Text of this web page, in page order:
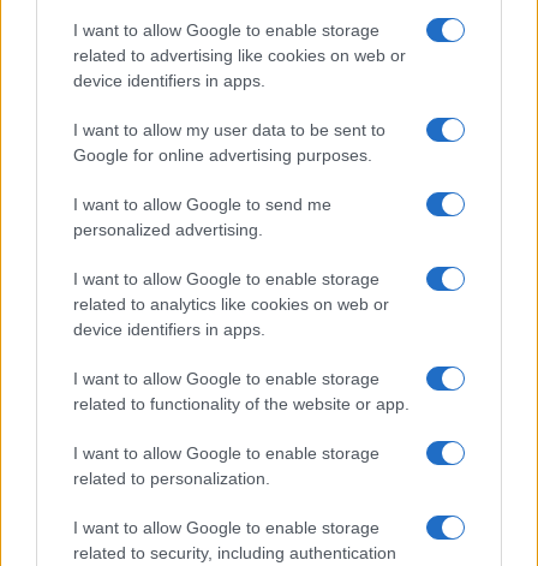
I want to allow Google to enable storage
related to advertising like cookies on web or
device identifiers in apps.
I want to allow my user data to be sent to
Google for online advertising purposes.
I want to allow Google to send me
personalized advertising.
I want to allow Google to enable storage
related to analytics like cookies on web or
device identifiers in apps.
I want to allow Google to enable storage
related to functionality of the website or app.
I want to allow Google to enable storage
related to personalization.
I want to allow Google to enable storage
related to security, including authentication
Petrolio in calo: Brent a 91,82$, ribassi a due cifre per greggio
Andrea Innocenti · 5 Ago 2026